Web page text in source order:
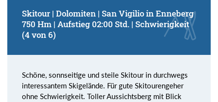
Skitour | Dolomiten | San Vigilio in Enneberg
750 Hm | Aufstieg 02:00 Std. | Schwierigkeit
(4 von 6)
Schöne, sonnseitige und steile Skitour in durchwegs
interessantem Skigelände. Für gute Skitourengeher
ohne Schwierigkeit. Toller Aussichtsberg mit Blick